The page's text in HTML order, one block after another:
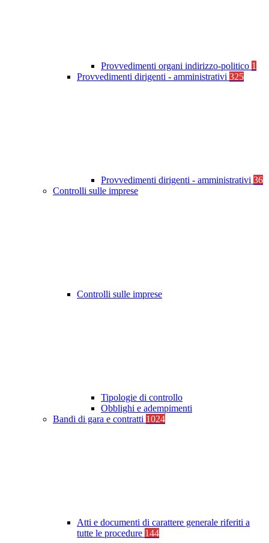
Provvedimenti organi indirizzo-politico 1
Provvedimenti dirigenti - amministrativi 325
Provvedimenti dirigenti - amministrativi 36
Controlli sulle imprese
Controlli sulle imprese
Tipologie di controllo
Obblighi e adempimenti
Bandi di gara e contratti 1024
Atti e documenti di carattere generale riferiti a
tutte le procedure 144